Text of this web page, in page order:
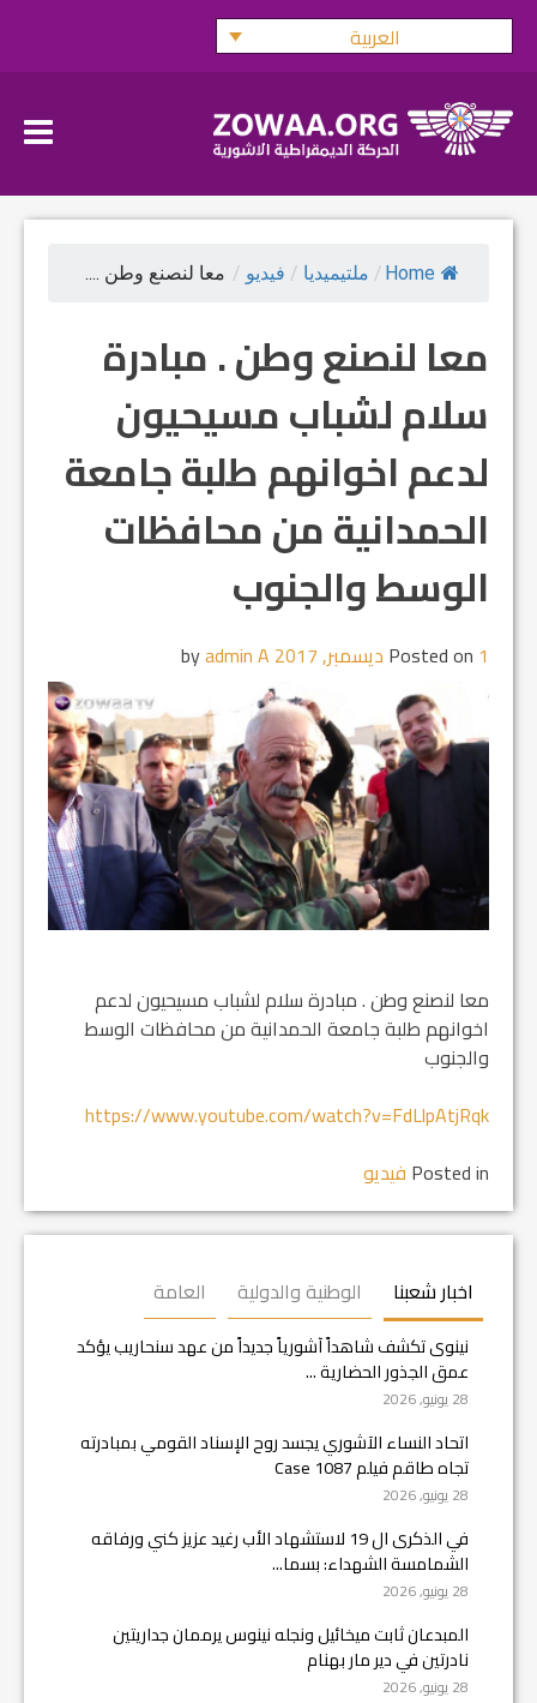
Skip
العربية
Home
/ ملتيميديا / فيديو / معا لنصنع وطن ....
معا لنصنع وطن . مبادرة
سلام لشباب مسيحيون
لدعم اخوانهم طلبة جامعة
الحمدانية من محافظات
الوسط والجنوب
Posted on 1 ديسمبر, 2017 admin A
معا لنصنع وطن . مبادرة سلام لشباب مسيحيون لدعم
اخوانهم طلبة جامعة الحمدانية من محافظات الوسط
والجنوب
https://www.youtube.com/watch?v=FdLlpAtjRqk
Posted in فيديو
اخبار شعبنا الوطنية والدولية العامة
نينوى تكشف شاهداً آشورياً جديداً من عهد سنحاريب يؤكد
عمق الجذور الحضارية ...
28 يونيو, 2026
اتحاد النساء الآشوري يجسد روح الإسناد القومي بمبادرته
تجاه طاقم فيلم Case 1087
28 يونيو, 2026
في الذكرى ال 19 لاستشهاد الأب رغيد عزيز كني ورفاقه
الشمامسة الشهداء: بسما...
28 يونيو, 2026
المبدعان ثابت ميخائيل ونجله نينوس يرممان جداريتين
نادرتين في دير مار بهنام
28 يونيو, 2026